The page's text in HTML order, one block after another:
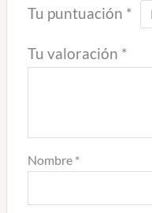
Tu puntuación *
Tu valoración *
Nombre *